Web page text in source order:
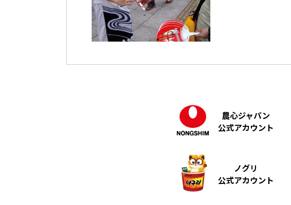
農心ジャパン
公式アカウント
ノグリ
公式アカウント